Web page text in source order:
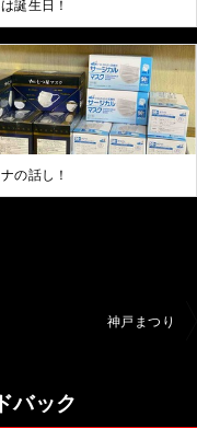
誕生日！
の話し！
神戸まつり
バック